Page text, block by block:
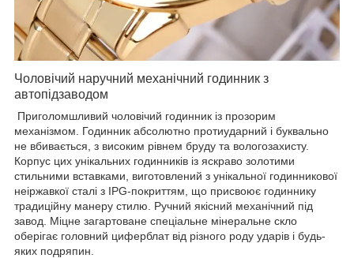
Чоловічий наручний механічний годинник з
автопідзаводом
Приголомшливий чоловічий годинник із прозорим
механізмом. Годинник абсолютно протиударний і буквально
не вбивається, з високим рівнем бруду та вологозахисту.
Корпус цих унікальних годинників із яскраво золотими
стильними вставками, виготовлений з унікальної годинникової
неіржавкої сталі з IPG-покриттям, що присвоює годиннику
традиційну манеру стилю. Ручний якісний механічний під
завод. Міцне загартоване спеціальне мінеральне скло
оберігає головний циферблат від різного роду ударів і будь-
яких подряпин.